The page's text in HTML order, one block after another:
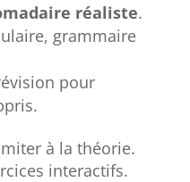
réaliste.
grammaire
pour
à la théorie.
interactifs.